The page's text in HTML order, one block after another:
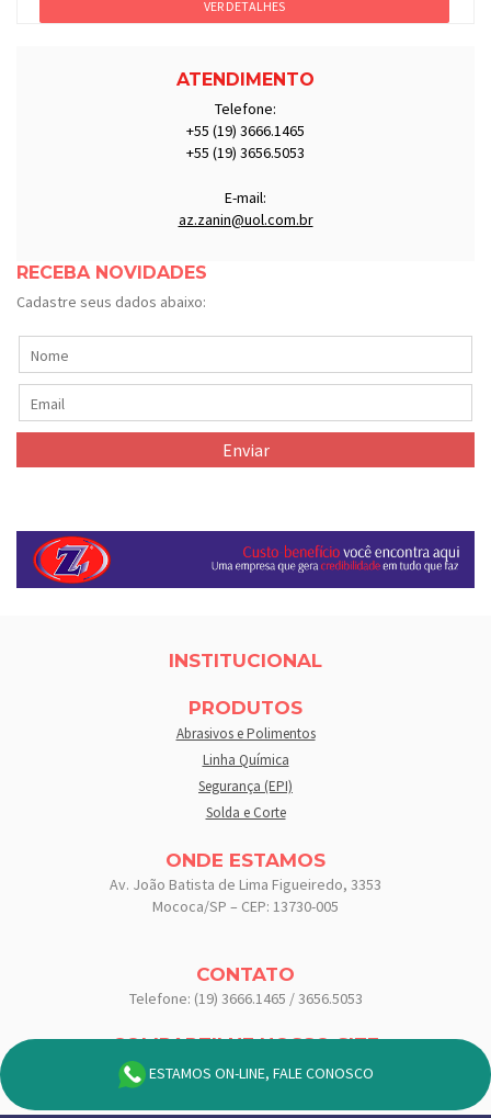
VER DETALHES
ATENDIMENTO
Telefone:
+55 (19) 3666.1465
+55 (19) 3656.5053
E-mail:
az.zanin@uol.com.br
RECEBA NOVIDADES
Cadastre seus dados abaixo:
INSTITUCIONAL
PRODUTOS
Abrasivos e Polimentos
Linha Química
Segurança (EPI)
Solda e Corte
ONDE ESTAMOS
Av. João Batista de Lima Figueiredo, 3353
Mococa/SP – CEP: 13730-005
CONTATO
Telefone: (19) 3666.1465 / 3656.5053
COMPARTILHE NOSSO SITE
Compartilhe: ESTAMOS ON-LINE, FALE CONOSCO